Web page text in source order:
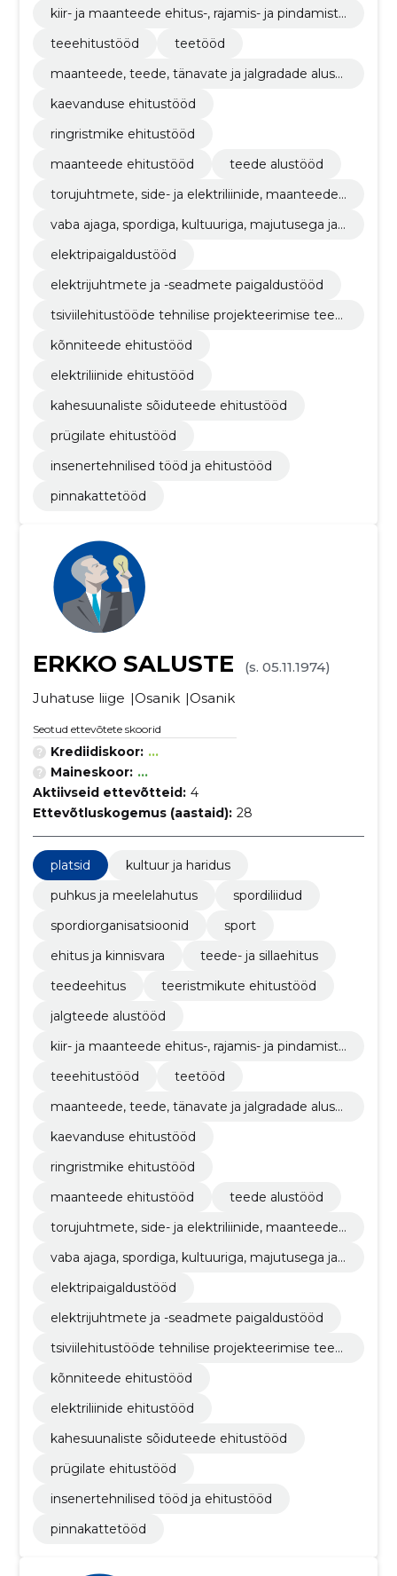
kiir- ja maanteede ehitus-, rajamis- ja pindamistö
teeehitustööd
teetööd
maanteede, teede, tänavate ja jalgradade alust
kaevanduse ehitustööd
ringristmike ehitustööd
maanteede ehitustööd
teede alustööd
torujuhtmete, side- ja elektriliinide, maanteede,
nnakattetööd
vaba ajaga, spordiga, kultuuriga, majutusega ja r
elektripaigaldustööd
elektrijuhtmete ja -seadmete paigaldustööd
tsiviilehitustööde tehnilise projekteerimise teen
kõnniteede ehitustööd
elektriliinide ehitustööd
kahesuunaliste sõiduteede ehitustööd
prügilate ehitustööd
insenertehnilised tööd ja ehitustööd
pinnakattetööd
ERKKO SALUSTE
(s. 05.11.1974)
Juhatuse liige
Osanik Osanik
Seotud ettevõtete skoorid
Krediidiskoor: ...
Maineskoor: ...
Aktiivseid ettevõtteid: 4
Ettevõtluskogemus (aastaid): 28
platsid
kultuur ja haridus
puhkus ja meelelahutus
spordiliidud
spordiorganisatsioonid
sport
ehitus ja kinnisvara
teede- ja sillaehitus
teedeehitus
teeristmikute ehitustööd
jalgteede alustööd
kiir- ja maanteede ehitus-, rajamis- ja pindamistö
teeehitustööd
teetööd
maanteede, teede, tänavate ja jalgradade alust
kaevanduse ehitustööd
ringristmike ehitustööd
maanteede ehitustööd
teede alustööd
torujuhtmete, side- ja elektriliinide, maanteede,
nnakattetööd
vaba ajaga, spordiga, kultuuriga, majutusega ja r
elektripaigaldustööd
elektrijuhtmete ja -seadmete paigaldustööd
tsiviilehitustööde tehnilise projekteerimise teen
kõnniteede ehitustööd
elektriliinide ehitustööd
kahesuunaliste sõiduteede ehitustööd
prügilate ehitustööd
insenertehnilised tööd ja ehitustööd
pinnakattetööd